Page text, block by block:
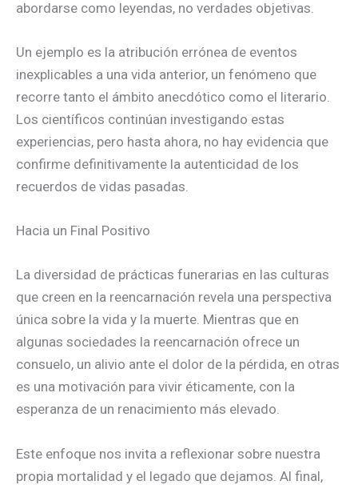
abordarse como leyendas, no verdades objetivas.
Un ejemplo es la atribución errónea de eventos
inexplicables a una vida anterior, un fenómeno que
recorre tanto el ámbito anecdótico como el literario.
Los científicos continúan investigando estas
experiencias, pero hasta ahora, no hay evidencia que
confirme definitivamente la autenticidad de los
recuerdos de vidas pasadas.
Hacia un Final Positivo
La diversidad de prácticas funerarias en las culturas
que creen en la reencarnación revela una perspectiva
única sobre la vida y la muerte. Mientras que en
algunas sociedades la reencarnación ofrece un
consuelo, un alivio ante el dolor de la pérdida, en otras
es una motivación para vivir éticamente, con la
esperanza de un renacimiento más elevado.
Este enfoque nos invita a reflexionar sobre nuestra
propia mortalidad y el legado que dejamos. Al final,